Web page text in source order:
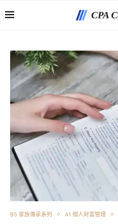
B5 家族傳承系列 A1 個人財富管理